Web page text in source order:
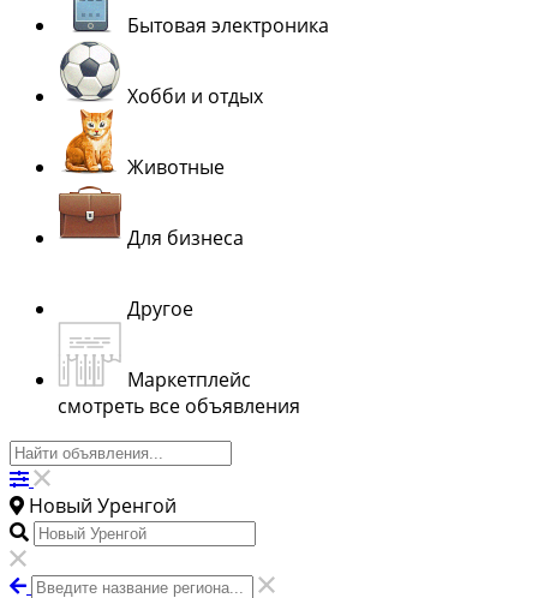
Бытовая электроника
Хобби и отдых
Животные
Для бизнеса
Другое
Маркетплейс
смотреть все объявления
Новый Уренгой